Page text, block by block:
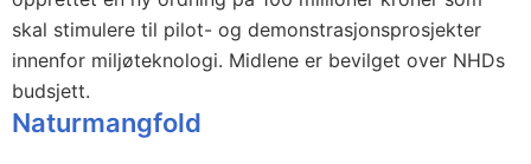
skal stimulere til pilot- og demonstrasjonsprosjekter
innenfor miljøteknologi. Midlene er bevilget over NHDs
budsjett.
Naturmangfold